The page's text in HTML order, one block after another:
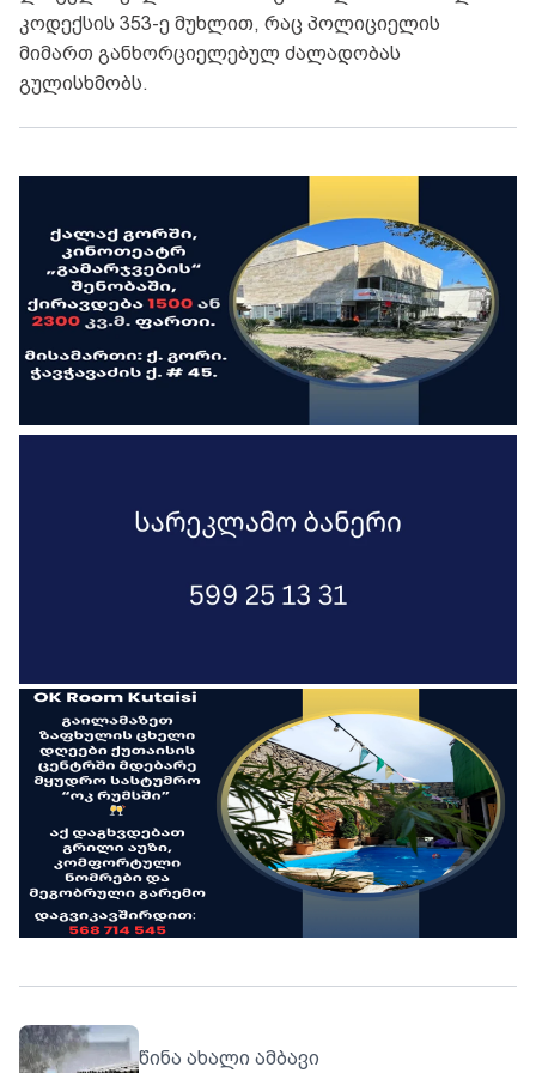
კოდექსის 353-ე მუხლით, რაც პოლიციელის
მიმართ განხორციელებულ ძალადობას
გულისხმობს.
წინა ახალი ამბავი